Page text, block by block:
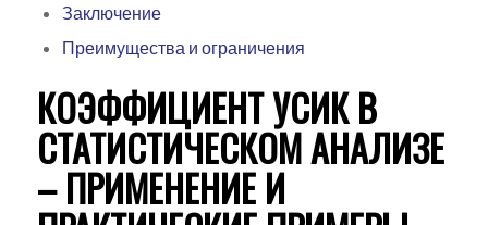
Заключение
Преимущества и ограничения
КОЭФФИЦИЕНТ УСИК В
СТАТИСТИЧЕСКОМ АНАЛИЗЕ
– ПРИМЕНЕНИЕ И